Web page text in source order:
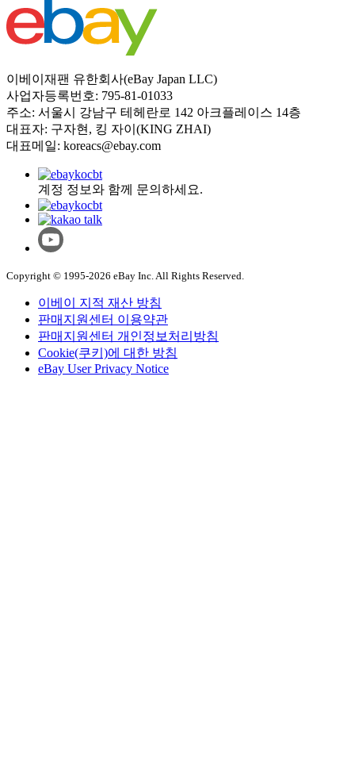
이베이재팬 유한회사(eBay Japan LLC)
사업자등록번호: 795-81-01033
주소: 서울시 강남구 테헤란로 142 아크플레이스 14층
대표자: 구자현, 킹 자이(KING ZHAI)
대표메일: koreacs@ebay.com
계정 정보와 함께 문의하세요.
Copyright © 1995-2026 eBay Inc. All Rights Reserved.
이베이 지적 재산 방침
판매지원센터 이용약관
판매지원센터 개인정보처리방침
Cookie(쿠키)에 대한 방침
eBay User Privacy Notice